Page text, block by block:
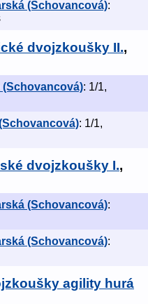
(Schovancová):
dvojzkoušky II.,
(Schovancová): 1/1,
: 1/1,
dvojzkoušky I.,
(Schovancová):
(Schovancová):
agility hurá